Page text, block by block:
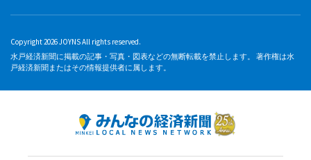
Copyright 2026 JOYNS All rights reserved.
水戸経済新聞に掲載の記事・写真・図表などの無断転載を禁止します。 著作権は水
戸経済新聞またはその情報提供者に属します。